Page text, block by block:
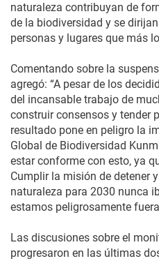
naturaleza contribuyan de
de la biodiversidad y se
personas y lugares que más
Comentando sobre la
agregó: “A pesar de los
del incansable trabajo de
construir consensos y tender
resultado pone en peligro la
Global de Biodiversidad
estar conforme con esto, ya
Cumplir la misión de detener
naturaleza para 2030 nunca
estamos peligrosamente
Las discusiones sobre el
progresaron en las últimas